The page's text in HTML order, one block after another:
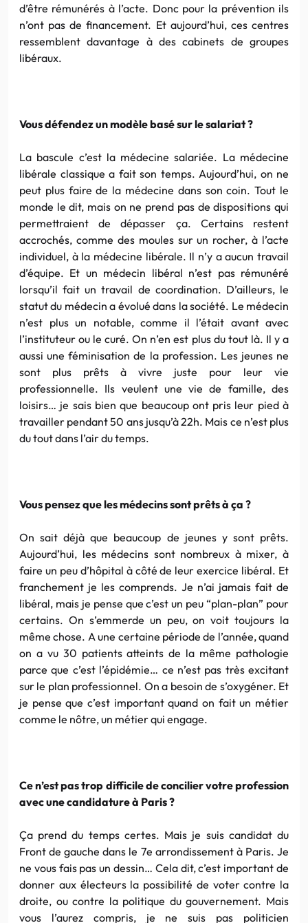
d’être rémunérés à l’acte. Donc pour la prévention ils
n’ont pas de financement. Et aujourd’hui, ces centres
ressemblent davantage à des cabinets de groupes
libéraux.
Vous défendez un modèle basé sur le salariat ?
La bascule c’est la médecine salariée. La médecine
libérale classique a fait son temps. Aujourd’hui, on ne
peut plus faire de la médecine dans son coin. Tout le
monde le dit, mais on ne prend pas de dispositions qui
permettraient de dépasser ça. Certains restent
accrochés, comme des moules sur un rocher, à l’acte
individuel, à la médecine libérale. Il n’y a aucun travail
d’équipe. Et un médecin libéral n’est pas rémunéré
lorsqu’il fait un travail de coordination. D’ailleurs, le
statut du médecin a évolué dans la société. Le médecin
n’est plus un notable, comme il l’était avant avec
l’instituteur ou le curé. On n’en est plus du tout là. Il y a
aussi une féminisation de la profession. Les jeunes ne
sont plus prêts à vivre juste pour leur vie
professionnelle. Ils veulent une vie de famille, des
loisirs… je sais bien que beaucoup ont pris leur pied à
travailler pendant 50 ans jusqu’à 22h. Mais ce n’est plus
du tout dans l’air du temps.
Vous pensez que les médecins sont prêts à ça ?
On sait déjà que beaucoup de jeunes y sont prêts.
Aujourd’hui, les médecins sont nombreux à mixer, à
faire un peu d’hôpital à côté de leur exercice libéral. Et
franchement je les comprends. Je n’ai jamais fait de
libéral, mais je pense que c’est un peu “plan-plan” pour
certains. On s’emmerde un peu, on voit toujours la
même chose. A une certaine période de l’année, quand
on a vu 30 patients atteints de la même pathologie
parce que c’est l’épidémie… ce n’est pas très excitant
sur le plan professionnel. On a besoin de s’oxygéner. Et
je pense que c’est important quand on fait un métier
comme le nôtre, un métier qui engage.
Ce n’est pas trop difficile de concilier votre profession
avec une candidature à Paris ?
Ça prend du temps certes. Mais je suis candidat du
Front de gauche dans le 7e arrondissement à Paris. Je
ne vous fais pas un dessin… Cela dit, c’est important de
donner aux électeurs la possibilité de voter contre la
droite, ou contre la politique du gouvernement. Mais
vous l’aurez compris, je ne suis pas politicien